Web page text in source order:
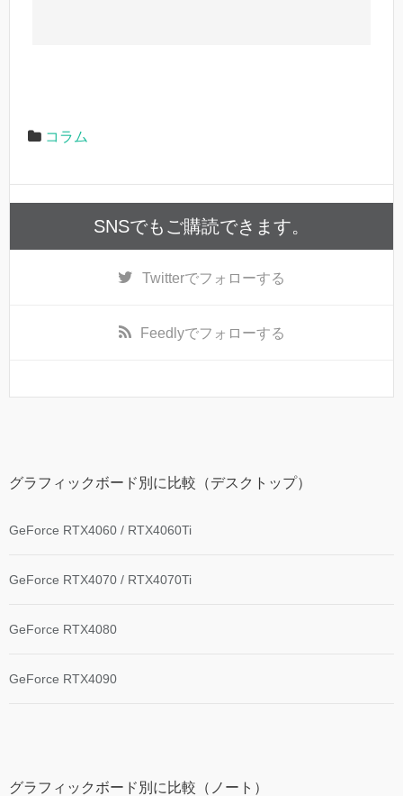
コラム
SNSでもご購読できます。
Twitterでフォローする
Feedlyでフォローする
グラフィックボード別に比較（デスクトップ）
GeForce RTX4060 / RTX4060Ti
GeForce RTX4070 / RTX4070Ti
GeForce RTX4080
GeForce RTX4090
グラフィックボード別に比較（ノート）